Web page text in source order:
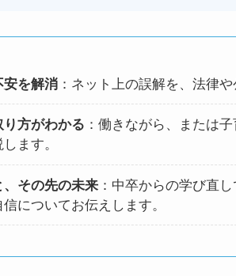
安を解消 ：ネット上の誤解を、法律
方がわかる ：働きながら、または
ます。
その先の未来 ：中卒からの学び直
についてお伝えします。